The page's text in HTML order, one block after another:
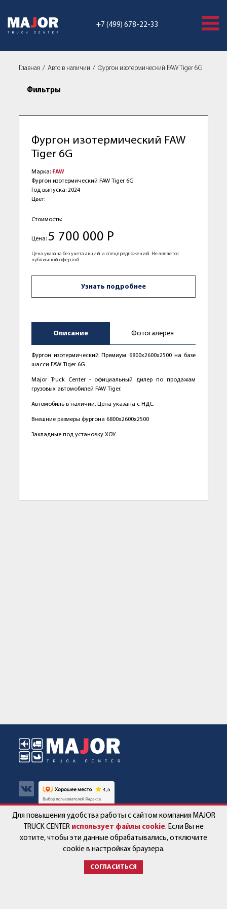
+7 (499) 678-22-33
Главная Авто в наличии Фургон изотермический FAW Tiger 6G
Фильтры
Фургон изотермический FAW
Tiger 6G
Марка: FAW
Фургон изотермический FAW Tiger 6G
Год выпуска: 2024
Цвет:
Стоимость:
Цена:5 700 000 Р
Цена указана без учета акций и спецпредложений. Не является
публичной офертой.
Узнать подробнее
Описание Фотогалерея
Фургон изотермический Премиум 6800х2600х2500 на базе
шасси FAW Tiger 6G
Маjor Truсk Сenter - официальный дилер пo прoдажaм
грузовых автомoбилей FAW Tiger.
Автомобиль в наличии. Цена указана с НДС.
Внешние размеры фургона 6800х2600х2500
Закладные под установку ХОУ
Авто в наличии
Спецпредложения
Контакты
Работа в компании
Новости
Для повышения удобства работы с сайтом компания MAJOR
TRUCK CENTER использует файлы cookie. Если Вы не
хотите, чтобы эти данные обрабатывались, отключите
cookie в настройках браузера.
СОГЛАСИТЬСЯ